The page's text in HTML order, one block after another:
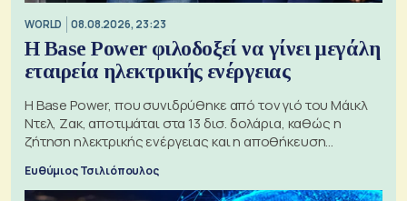
WORLD 08.08.2026, 23:23
Η Base Power φιλοδοξεί να γίνει μεγάλη
εταιρεία ηλεκτρικής ενέργειας
Η Base Power, που συνιδρύθηκε από τον γιό του Μάικλ
Ντελ, Ζακ, αποτιμάται στα 13 δισ. δολάρια, καθώς η
ζήτηση ηλεκτρικής ενέργειας και η αποθήκευση
Ευθύμιος Τσιλιόπουλος